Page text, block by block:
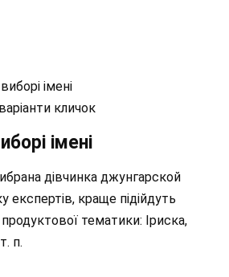
імені
кличок
імені
дівчинка джунгарской
експертів, краще підійдуть
тематики: Іриска,
п.